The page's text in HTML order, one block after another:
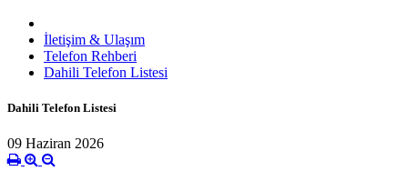
İletişim & Ulaşım
Telefon Rehberi
Dahili Telefon Listesi
Dahili Telefon Listesi
09 Haziran 2026